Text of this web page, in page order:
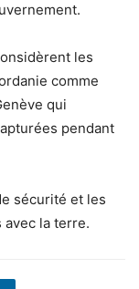
les
comme
qui
pendant
sécurité et les
la terre.